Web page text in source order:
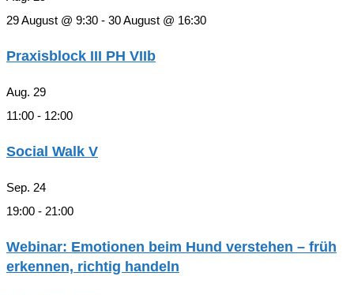
29 August @ 9:30 - 30 August @ 16:30
Praxisblock III PH VIIb
Aug. 29
11:00 - 12:00
Social Walk V
Sep. 24
19:00 - 21:00
Webinar: Emotionen beim Hund verstehen – früh
erkennen, richtig handeln